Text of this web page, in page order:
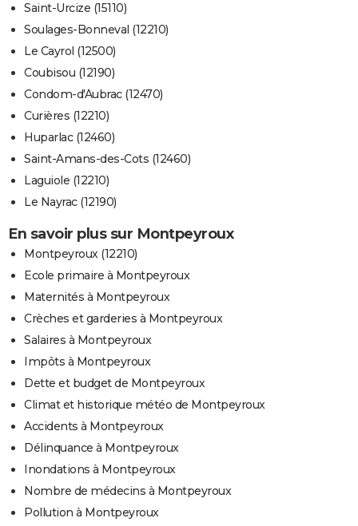
Saint-Urcize (15110)
Soulages-Bonneval (12210)
Le Cayrol (12500)
Coubisou (12190)
Condom-d'Aubrac (12470)
Curières (12210)
Huparlac (12460)
Saint-Amans-des-Cots (12460)
Laguiole (12210)
Le Nayrac (12190)
En savoir plus sur Montpeyroux
Montpeyroux (12210)
Ecole primaire à Montpeyroux
Maternités à Montpeyroux
Crèches et garderies à Montpeyroux
Salaires à Montpeyroux
Impôts à Montpeyroux
Dette et budget de Montpeyroux
Climat et historique météo de Montpeyroux
Accidents à Montpeyroux
Délinquance à Montpeyroux
Inondations à Montpeyroux
Nombre de médecins à Montpeyroux
Pollution à Montpeyroux